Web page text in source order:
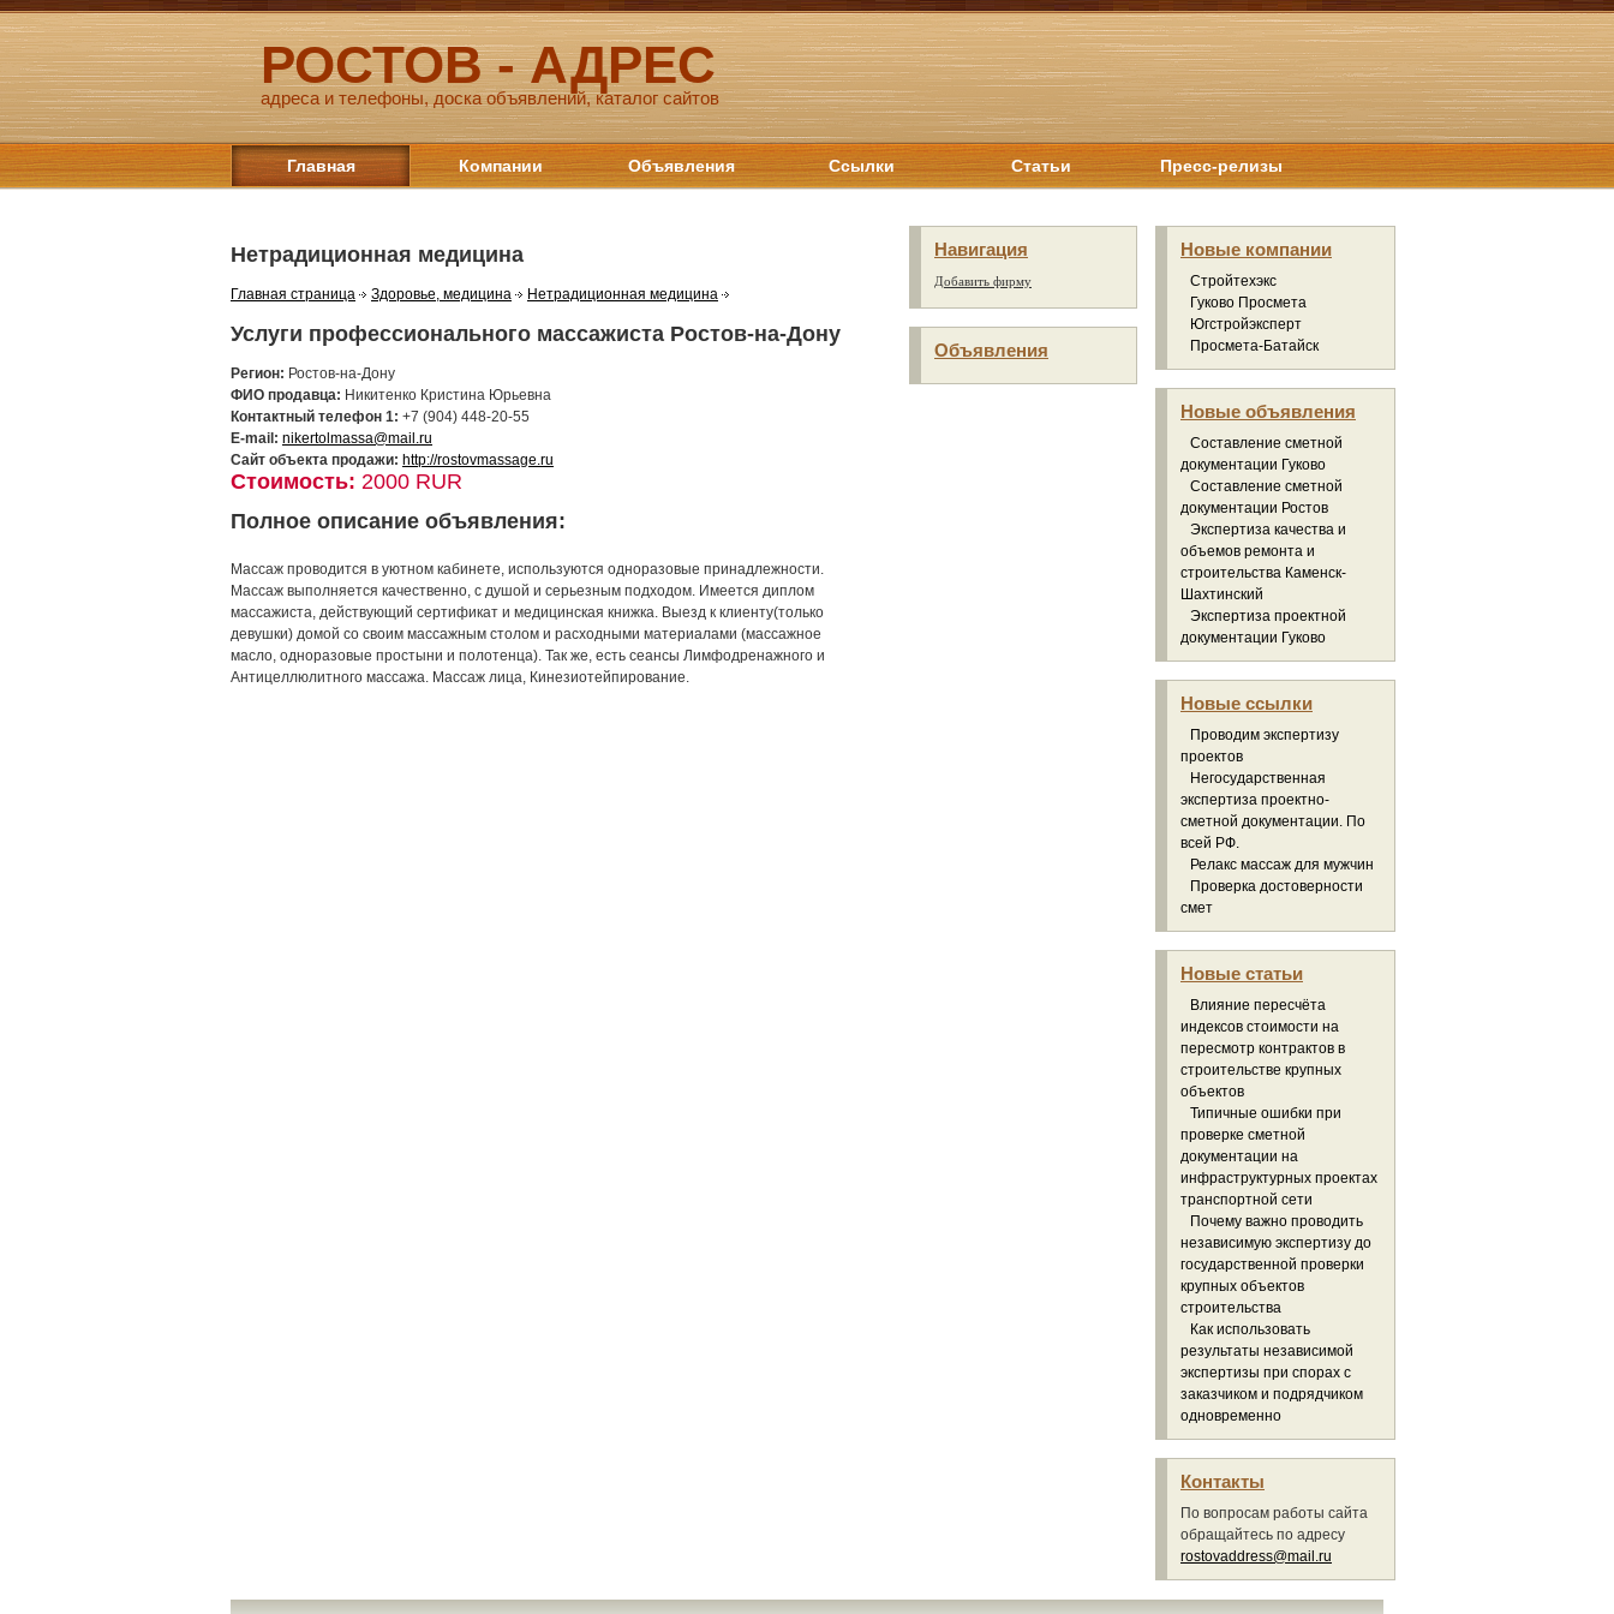
РОСТОВ - АДРЕС
адреса и телефоны, доска объявлений, каталог сайтов
Главная Компании Объявления Ссылки Статьи Пресс-релизы
Нетрадиционная медицина
Главная страница Здоровье, медицина Нетрадиционная медицина
Услуги профессионального массажиста Ростов-на-Дону
Регион: Ростов-на-Дону
ФИО продавца: Никитенко Кристина Юрьевна
Контактный телефон 1: +7 (904) 448-20-55
E-mail: nikertolmassa@mail.ru
Сайт объекта продажи: http://rostovmassage.ru
Стоимость: 2000 RUR
Полное описание объявления:
Массаж проводится в уютном кабинете, используются одноразовые принадлежности.
Массаж выполняется качественно, с душой и серьезным подходом. Имеется диплом
массажиста, действующий сертификат и медицинская книжка. Выезд к клиенту(только
девушки) домой со своим массажным столом и расходными материалами (массажное
масло, одноразовые простыни и полотенца). Так же, есть сеансы Лимфодренажного и
Антицеллюлитного массажа. Массаж лица, Кинезиотейпирование.
Навигация
Добавить фирму
Объявления
Новые компании
Стройтехэкс
Гуково Просмета
Югстройэксперт
Просмета-Батайск
Новые объявления
Составление сметной
документации Гуково
Составление сметной
документации Ростов
Экспертиза качества и
объемов ремонта и
строительства Каменск-
Шахтинский
Экспертиза проектной
документации Гуково
Новые ссылки
Проводим экспертизу
проектов
Негосударственная
экспертиза проектно-
сметной документации. По
всей РФ.
Релакс массаж для мужчин
Проверка достоверности
смет
Новые статьи
Влияние пересчёта
индексов стоимости на
пересмотр контрактов в
строительстве крупных
объектов
Типичные ошибки при
проверке сметной
документации на
инфраструктурных проектах
транспортной сети
Почему важно проводить
независимую экспертизу до
государственной проверки
крупных объектов
строительства
Как использовать
результаты независимой
экспертизы при спорах с
заказчиком и подрядчиком
одновременно
Контакты
По вопросам работы сайта
обращайтесь по адресу
rostovaddress@mail.ru